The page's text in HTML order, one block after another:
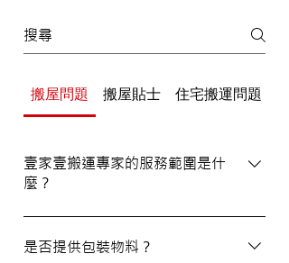
搬屋問題 搬屋貼士 住宅搬運問題
壹家壹搬運專家的服務範圍是什
麼？
壹家壹搬運專家的服務覆蓋港九及新界，無
論是一般搬屋服務還是商務搬遷，我們都能
是否提供包裝物料？